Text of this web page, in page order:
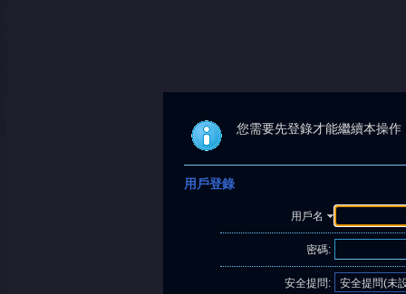
您需要先登錄才能繼續本操作
用戶登錄
用戶名
密碼:
安全提問: